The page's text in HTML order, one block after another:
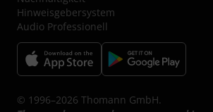
Hinweisgebersystem
Audio Professionell
© 1996–2026 Thomann GmbH.